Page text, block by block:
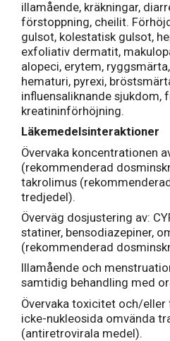
illamående, kräkningar,
förstoppning, cheilit.
gulsot, kolestatisk gulsot,
exfoliativ dermatit,
alopeci, erytem,
hematuri, pyrexi,
influensaliknande sjukdom,
kreatininförhöjning.
Läkemedelsinteraktioner
Övervaka koncentrationen
(rekommenderad
takrolimus
tredjedel).
Överväg dosjustering av:
statiner, bensodiazepiner,
(rekommenderad
Illamående och
samtidig behandling med
Övervaka toxicitet och/
icke-nukleosida omvända
(antiretrovirala medel).